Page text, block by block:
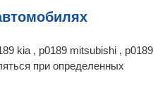
kia , p0189 mitsubishi , p0189
при определенных